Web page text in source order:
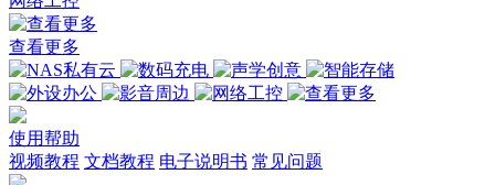
查看更多
使用帮助
视频教程 文档教程 电子说明书 常见问题